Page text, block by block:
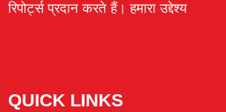
रिपोर्ट्स प्रदान करते हैं। हमारा उद्देश्य
QUICK LINKS